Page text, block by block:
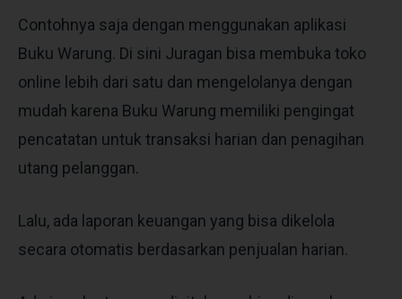
Contohnya saja dengan menggunakan aplikasi
Buku Warung. Di sini Juragan bisa membuka toko
online lebih dari satu dan mengelolanya dengan
mudah karena Buku Warung memiliki pengingat
pencatatan untuk transaksi harian dan penagihan
utang pelanggan.
Lalu, ada laporan keuangan yang bisa dikelola
secara otomatis berdasarkan penjualan harian.